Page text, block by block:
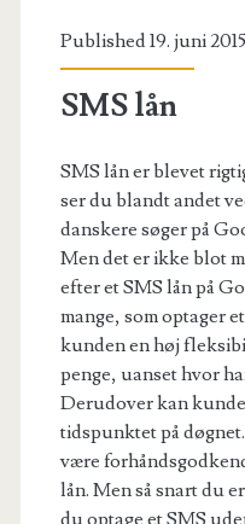
Published 19. juni
SMS lån
SMS lån er blevet
ser du blandt andet
danskere søger på
Men det er ikke blot
efter et SMS lån på
mange, som optager
kunden en høj
penge, uanset hvor
Derudover kan
tidspunktet på
være
lån. Men så snart du
du optage et SMS